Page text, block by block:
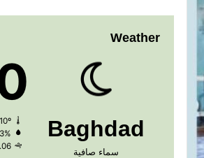
Weather
Baghdad
سماء صافية
10º - 10º
2.06